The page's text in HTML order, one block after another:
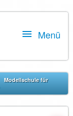
 Menü
Modellschule für